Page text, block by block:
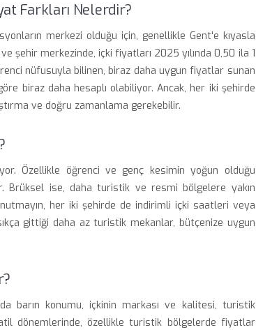
Farkları Nelerdir?
merkezi olduğu için, genellikle Gent'e kıyasla
şehir merkezinde, içki fiyatları 2025 yılında 0,50 ila 1
nüfusuyla bilinen, biraz daha uygun fiyatlar sunan
biraz daha hesaplı olabiliyor. Ancak, her iki şehirde
ve doğru zamanlama gerekebilir.
Özellikle öğrenci ve genç kesimin yoğun olduğu
Brüksel ise, daha turistik ve resmi bölgelere yakın
her iki şehirde de indirimli içki saatleri veya
gittiği daha az turistik mekanlar, bütçenize uygun
barın konumu, içkinin markası ve kalitesi, turistik
dönemlerinde, özellikle turistik bölgelerde fiyatlar